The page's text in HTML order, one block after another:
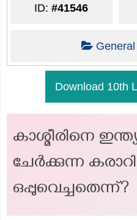
ID:#41546
Download 10th
കാശ്മീരിനെ
ചേർക്കുന്ന
ഒപ്പുവെച്ചതെന്ന്?